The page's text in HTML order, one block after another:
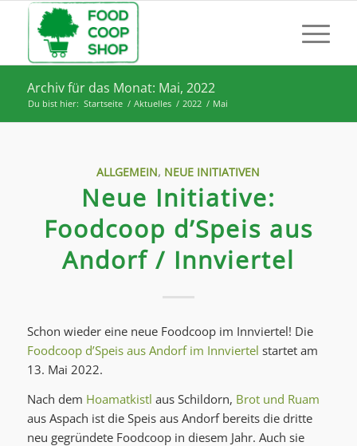
Archiv für das Monat: Mai, 2022
Du bist hier: Startseite / Aktuelles / 2022 / Mai
ALLGEMEIN, NEUE INITIATIVEN
Neue Initiative:
Foodcoop d’Speis aus
Andorf / Innviertel
Schon wieder eine neue Foodcoop im Innviertel! Die
Foodcoop d’Speis aus Andorf im Innviertel startet am
13. Mai 2022.
Nach dem Hoamatkistl aus Schildorn, Brot und Ruam
aus Aspach ist die Speis aus Andorf bereits die dritte
neu gegründete Foodcoop in diesem Jahr. Auch sie